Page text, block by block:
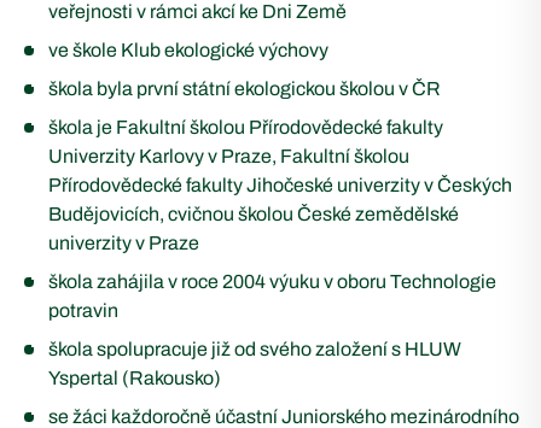
veřejnosti v rámci akcí ke Dni Země
ve škole Klub ekologické výchovy
škola byla první státní ekologickou školou v ČR
škola je Fakultní školou Přírodovědecké fakulty
Univerzity Karlovy v Praze, Fakultní školou
Přírodovědecké fakulty Jihočeské univerzity v Českých
Budějovicích, cvičnou školou České zemědělské
univerzity v Praze
škola zahájila v roce 2004 výuku v oboru Technologie
potravin
škola spolupracuje již od svého založení s HLUW
Yspertal (Rakousko)
se žáci každoročně účastní Juniorského mezinárodního